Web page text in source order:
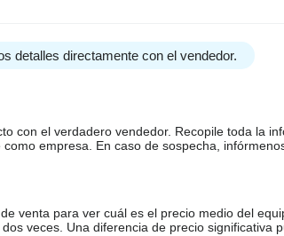
detalles directamente con el vendedor.
con el verdadero vendedor. Recopile toda la
empresa. En caso de sospecha,
venta para ver cuál es el precio medio del
veces. Una diferencia de precio significativa